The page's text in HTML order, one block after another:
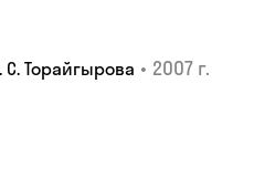
Торайгырова • 2007 г.